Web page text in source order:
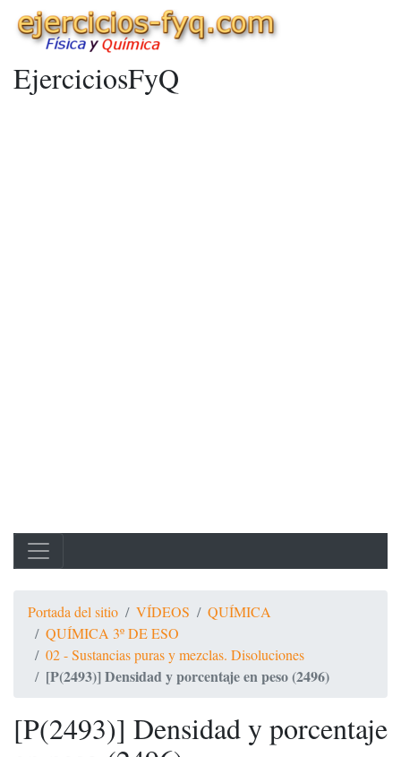
EjerciciosFyQ
Portada del sitio VÍDEOS
QUÍMICA
QUÍMICA 3º DE ESO
02 - Sustancias puras y mezclas. Disoluciones
[P(2493)] Densidad y porcentaje en peso (2496)
[P(2493)] Densidad y porcentaje